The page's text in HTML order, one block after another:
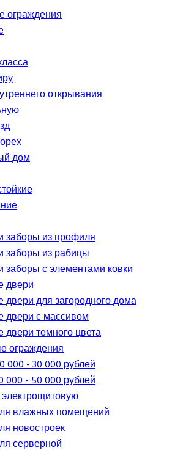
ограждения
открывания
дом
заборы из профиля
заборы из рабицы
заборы с элементами ковки
двери
для загородного дома
двери с массивом
темного цвета
ограждения
000 - 30 000 рублей
000 - 50 000 рублей
влажных помещений
новостроек
серверной